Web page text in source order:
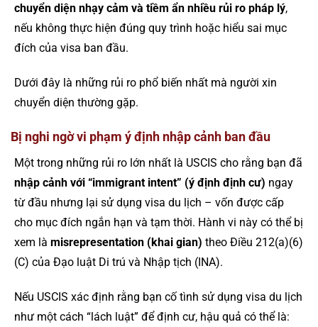
chuyển diện nhạy cảm và tiềm ẩn nhiều rủi ro pháp lý,
nếu không thực hiện đúng quy trình hoặc hiểu sai mục
đích của visa ban đầu.
Dưới đây là những rủi ro phổ biến nhất mà người xin
chuyển diện thường gặp.
Bị nghi ngờ vi phạm ý định nhập cảnh ban đầu
Một trong những rủi ro lớn nhất là USCIS cho rằng bạn đã
nhập cảnh với “immigrant intent” (ý định định cư) ngay
từ đầu nhưng lại sử dụng visa du lịch – vốn được cấp
cho mục đích ngắn hạn và tạm thời. Hành vi này có thể bị
xem là misrepresentation (khai gian) theo Điều 212(a)(6)
(C) của Đạo luật Di trú và Nhập tịch (INA).
Nếu USCIS xác định rằng bạn cố tình sử dụng visa du lịch
như một cách “lách luật” để định cư, hậu quả có thể là: